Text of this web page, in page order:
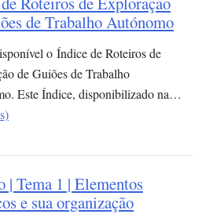
de Trabalho Autónomo
o Índice de Roteiros de
de Guiões de Trabalho
Este Índice, disponibilizado na…
| Tema 1 | Elementos
e sua organização​